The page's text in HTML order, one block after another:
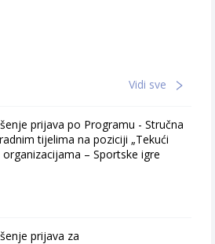
Vidi sve
prijava po Programu - Stručna
tijelima na poziciji „Tekući
– Sportske igre
prijava za